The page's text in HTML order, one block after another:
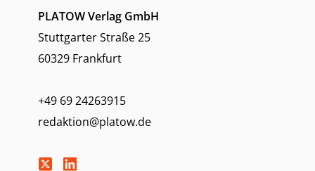
PLATOW Verlag GmbH
Stuttgarter Straße 25
60329 Frankfurt
+49 69 24263915
redaktion@platow.de